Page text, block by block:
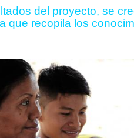
del proyecto, se
que recopila los